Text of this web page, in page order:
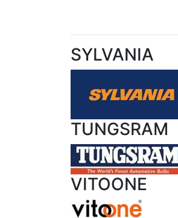
SYLVANIA
TUNGSRAM
VITOONE